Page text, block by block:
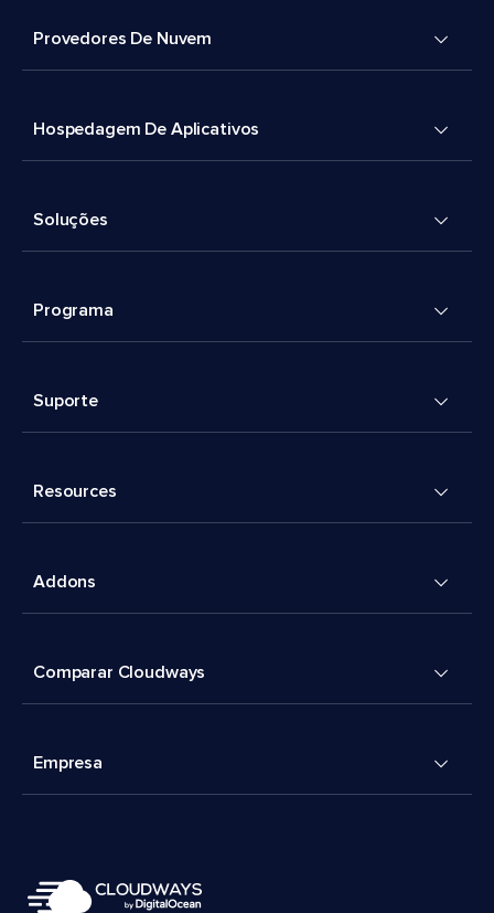
Provedores De Nuvem
Hospedagem De Aplicativos
Soluções
Programa
Suporte
Resources
Addons
Comparar Cloudways
Empresa